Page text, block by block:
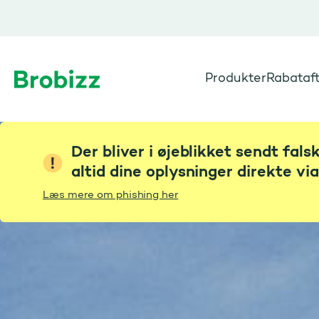
Produkter
Der bliver i øjeblikket sendt
altid dine oplysninger direkte
Læs mere om phishing her